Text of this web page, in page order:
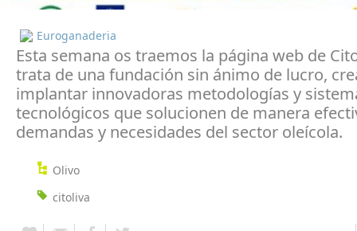
Euroganaderia
Esta semana os traemos la página web de
trata de una fundación sin ánimo de lucro,
implantar innovadoras metodologías y
tecnológicos que solucionen de manera
demandas y necesidades del sector oleícola.
Olivo
citoliva